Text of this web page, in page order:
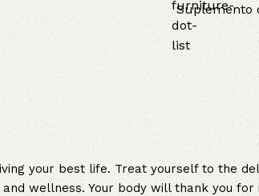
Suplemento
your best life. Treat yourself to the
wellness. Your body will thank you for